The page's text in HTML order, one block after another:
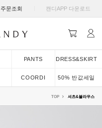
주문조회 캔디APP 다운로드
PANTS DRESS&SKIRT
COORDI 50% 반값세일
TOP 셔츠&블라우스